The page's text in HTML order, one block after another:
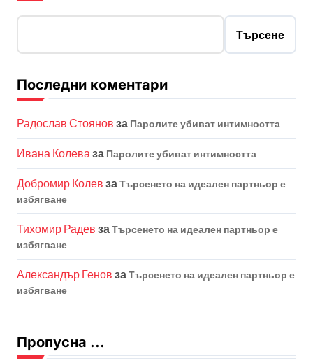
Търсене
Последни коментари
Радослав Стоянов за Паролите убиват интимността
Ивана Колеваза Паролите убиват интимността
Добромир Колев заТърсенето на идеален партньор е
избягване
Тихомир Радев заТърсенето на идеален партньор е
избягване
Александър Генов заТърсенето на идеален партньор е
избягване
Пропусна ...